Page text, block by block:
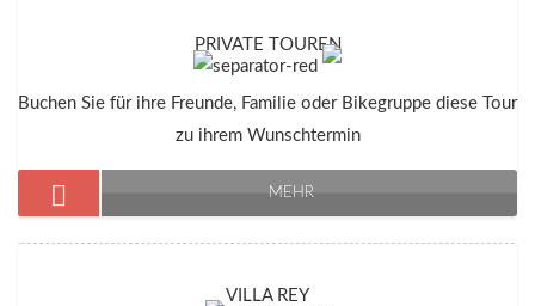
PRIVATE TOUREN
Buchen Sie für ihre Freunde, Familie oder Bikegruppe diese Tour
zu ihrem Wunschtermin
MEHR
VILLA REY